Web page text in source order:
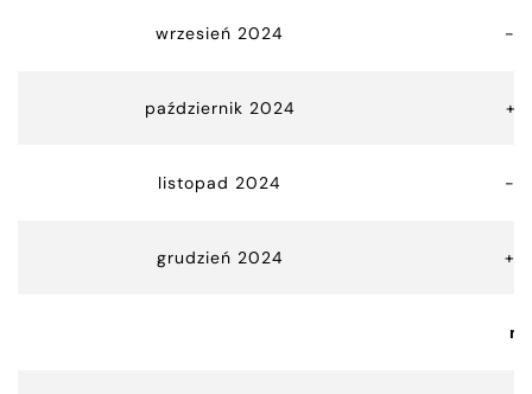
wrzesień 2024 -
październik 2024
listopad 2024 -
grudzień 2024